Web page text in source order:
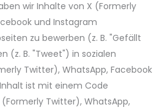
wir Inhalte von X (Formerly
und Instagram
zu bewerben (z. B. "Gefällt
(z. B. "Tweet") in sozialen
Twitter), WhatsApp, Facebook
ist mit einem Code
Twitter), WhatsApp,